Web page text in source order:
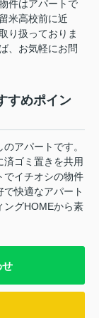
件はアパートで
米高校前に近
り扱っておりま
、お気軽にお問
すめポイン
アパートです。
済ゴミ置きを共用
でイチオシの物件
快適なアパート
ングHOMEから素